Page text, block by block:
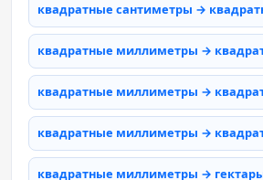
квадратные сантиметры →
квадратные миллиметры →
квадратные миллиметры →
квадратные миллиметры →
квадратные миллиметры →